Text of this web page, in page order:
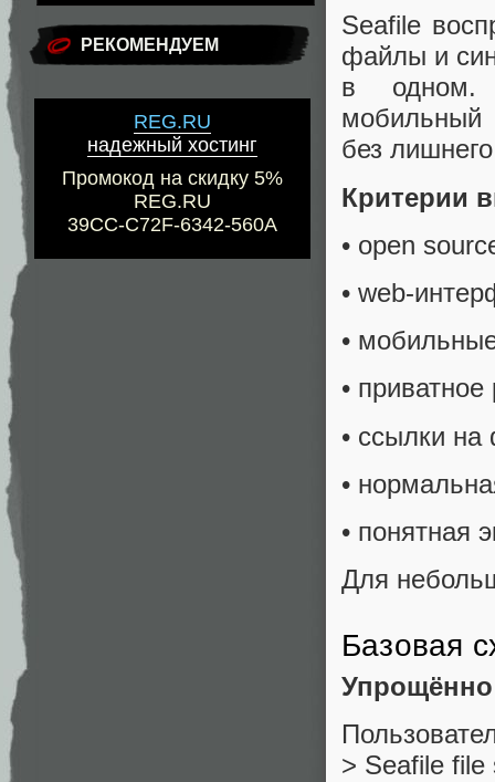
РЕКОМЕНДУЕМ
REG.RU
надежный хостинг
Промокод на скидку 5%
REG.RU
39CC-C72F-6342-560A
Seafile
файлы и
в одном.
мобильный
без
Критерии
• open
• web-
•
•
• ссылки
•
• понятная
Для
Базовая
Упрощённо
> Seafile file